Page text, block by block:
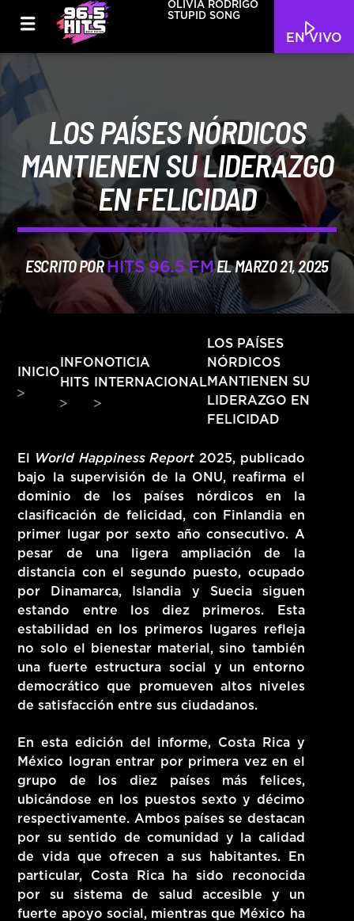
EN VIVO
OLIVIA RODRIGO
STUPID SONG
HITS – 96.5 FM
Hits – 96.5 FM
LOS PAÍSES NÓRDICOS
MANTIENEN SU LIDERAZGO
EN FELICIDAD
ESCRITO POR HITS 96.5 FMEL MARZO 21, 2025
INICIO
INFO
HITS
NOTICIA
INTERNACIONAL
LOS PAÍSES
NÓRDICOS
MANTIENEN SU
LIDERAZGO EN
FELICIDAD
El World Happiness Report 2025, publicado
bajo la supervisión de la ONU, reafirma el
dominio de los países nórdicos en la
clasificación de felicidad, con Finlandia en
primer lugar por sexto año consecutivo. A
pesar de una ligera ampliación de la
distancia con el segundo puesto, ocupado
por Dinamarca, Islandia y Suecia siguen
estando entre los diez primeros. Esta
estabilidad en los primeros lugares refleja
no solo el bienestar material, sino también
una fuerte estructura social y un entorno
democrático que promueven altos niveles
de satisfacción entre sus ciudadanos.
En esta edición del informe, Costa Rica y
México logran entrar por primera vez en el
grupo de los diez países más felices,
ubicándose en los puestos sexto y décimo
respectivamente. Ambos países se destacan
por su sentido de comunidad y la calidad
de vida que ofrecen a sus habitantes. En
particular, Costa Rica ha sido reconocida
por su sistema de salud accesible y un
fuerte apoyo social, mientras que México ha